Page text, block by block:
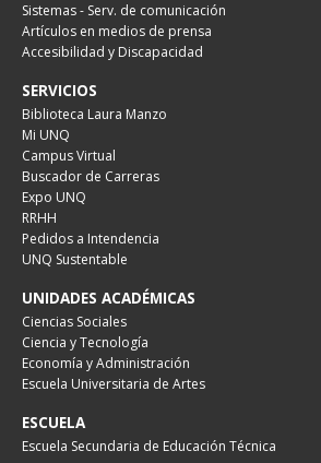
Sistemas - Serv. de comunicación
Artículos en medios de prensa
Accesibilidad y Discapacidad
SERVICIOS
Biblioteca Laura Manzo
Mi UNQ
Campus Virtual
Buscador de Carreras
Expo UNQ
RRHH
Pedidos a Intendencia
UNQ Sustentable
UNIDADES ACADÉMICAS
Ciencias Sociales
Ciencia y Tecnología
Economía y Administración
Escuela Universitaria de Artes
ESCUELA
Escuela Secundaria de Educación Técnica